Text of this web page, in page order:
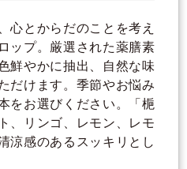
心とからだのことを考え
ップ。厳選された薬膳素
鮮やかに抽出、自然な味
だけます。季節やお悩み
をお選びください。「梔
、リンゴ、レモン、レモ
涼感のあるスッキリとし